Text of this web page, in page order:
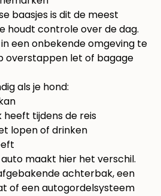
baasjes is dit de meest
houdt controle over de dag.
een onbekende omgeving te
overstappen let of bagage
als je hond:
tijdens de reis
lopen of drinken
maakt hier het verschil.
achterbak, een
of een autogordelsysteem